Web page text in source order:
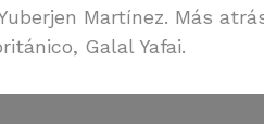
Martínez. Más
Galal Yafai.